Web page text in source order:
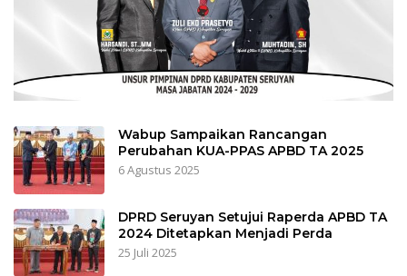
Wabup Sampaikan Rancangan
Perubahan KUA-PPAS APBD TA 2025
6 Agustus 2025
DPRD Seruyan Setujui Raperda APBD TA
2024 Ditetapkan Menjadi Perda
25 Juli 2025